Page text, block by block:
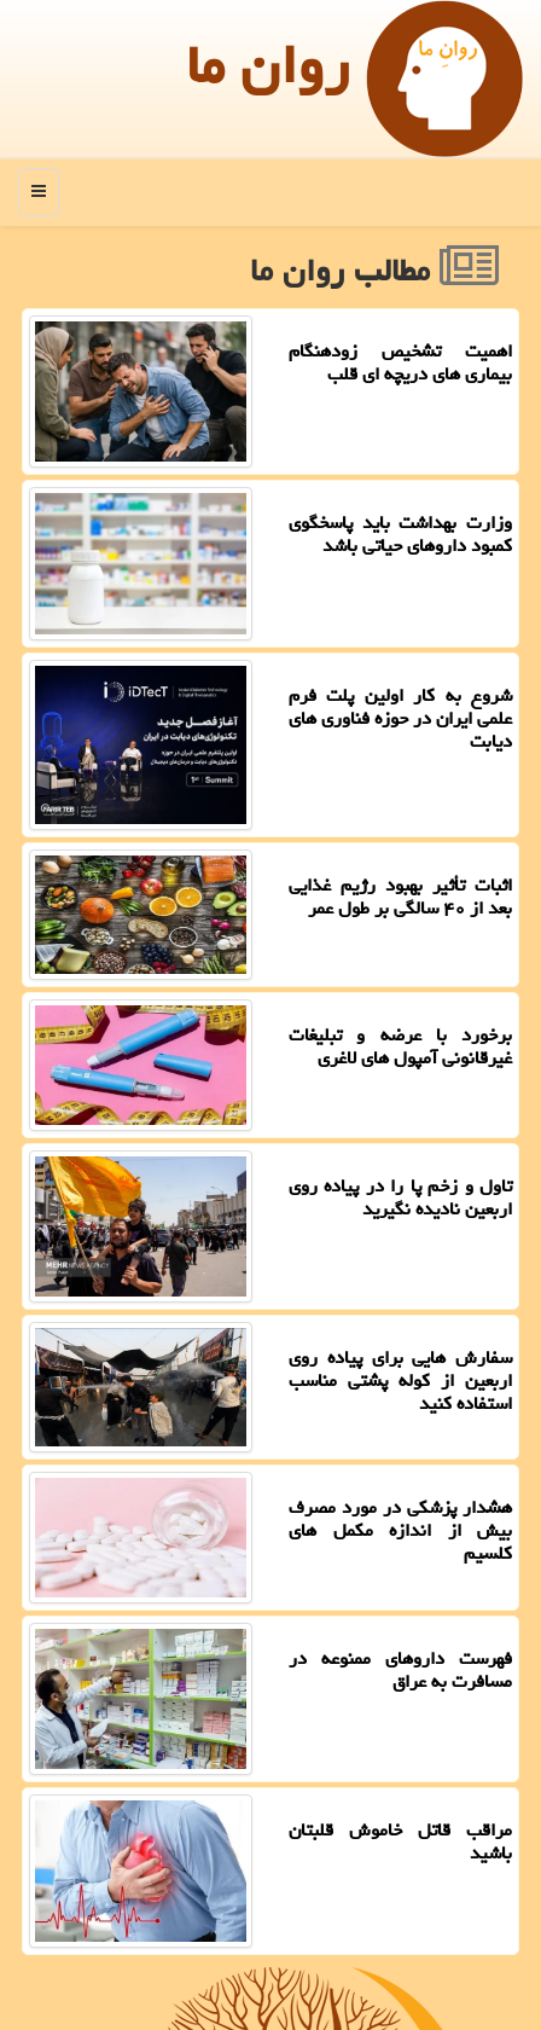
روان ما
منو
مطالب روان ما
اهمیت تشخیص زودهنگام
بیماری های دریچه ای قلب
وزارت بهداشت باید پاسخگوی
کمبود داروهای حیاتی باشد
شروع به کار اولین پلت فرم
علمی ایران در حوزه فناوری های
دیابت
اثبات تأثیر بهبود رژیم غذایی
بعد از ۴۰ سالگی بر طول عمر
برخورد با عرضه و تبلیغات
غیرقانونی آمپول های لاغری
تاول و زخم پا را در پیاده روی
اربعین نادیده نگیرید
سفارش هایی برای پیاده روی
اربعین از کوله پشتی مناسب
استفاده کنید
هشدار پزشکی در مورد مصرف
بیش از اندازه مکمل های
کلسیم
فهرست داروهای ممنوعه در
مسافرت به عراق
مراقب قاتل خاموش قلبتان
باشید